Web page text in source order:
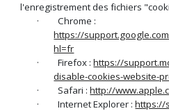
l'enregistrement des fichiers
· Chrome :
https://
hl=fr
· Firefox : https://
disable-cookies-website-
· Safari : http://
· Internet Explorer : https://